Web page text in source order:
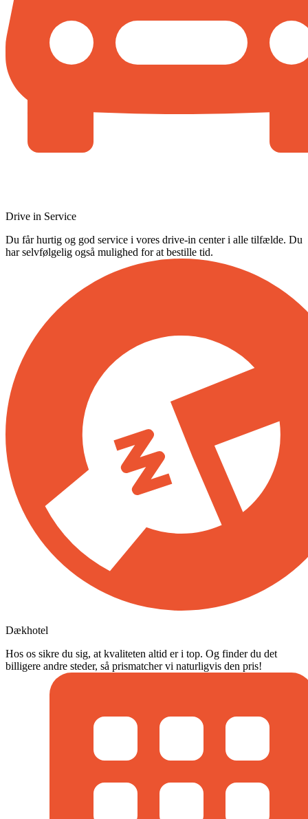
Drive in Service
Du får hurtig og god service i vores drive-in center i alle tilfælde. Du
har selvfølgelig også mulighed for at bestille tid.
Dækhotel
Hos os sikre du sig, at kvaliteten altid er i top. Og finder du det
billigere andre steder, så prismatcher vi naturligvis den pris!